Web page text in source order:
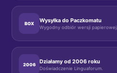
BOX Wysyłka do Paczkomatu
Wygodny odbiór wersji papierowej.
2006 Działamy od 2006 roku
Doświadczenie Linguaforum.